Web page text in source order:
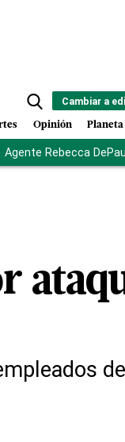
Cambiar a
Opinión Planeta
Agente Rebecca
del